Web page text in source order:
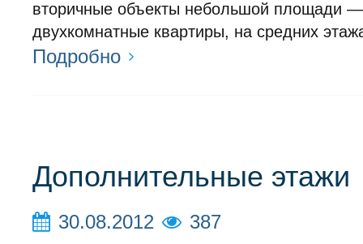
вторичные объекты небольшой площади
двухкомнатные квартиры, на средних
Подробно
Дополнительные этажи
30.08.2012 387